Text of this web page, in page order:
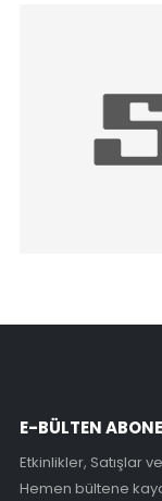
E-BÜLTEN
Etkinlikler, Satışlar
Hemen bültene